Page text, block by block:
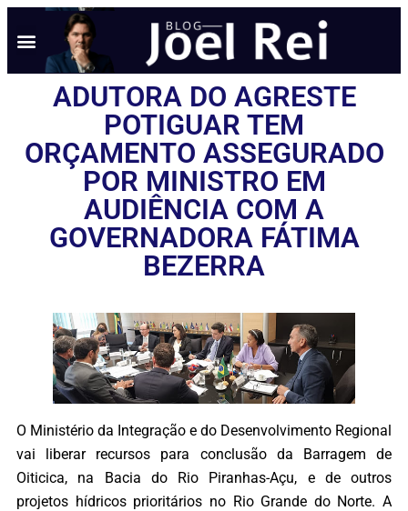
ADUTORA DO AGRESTE
POTIGUAR TEM
ORÇAMENTO ASSEGURADO
POR MINISTRO EM
AUDIÊNCIA COM A
GOVERNADORA FÁTIMA
BEZERRA
O Ministério da Integração e do Desenvolvimento Regional
vai liberar recursos para conclusão da Barragem de
Oiticica, na Bacia do Rio Piranhas-Açu, e de outros
projetos hídricos prioritários no Rio Grande do Norte. A